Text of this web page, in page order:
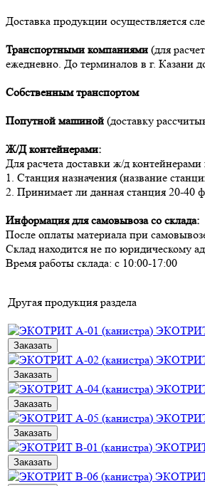
Доставка продукции осуществляется
Транспортными компаниями (для
ежедневно. До терминалов в г.
Собственным транспортом
Попутной машиной (доставку
Ж/Д контейнерами:
Для расчета доставки ж/д
1. Станция назначения (название
2. Принимает ли данная станция 20-40
Информация для самовывоза со склада:
После оплаты материала при
Склад находится не по юридическому
Время работы склада: с 10:00-17:00
Другая продукция раздела
ЭКОТРИТ
Заказать
ЭКОТРИТ
Заказать
ЭКОТРИТ
Заказать
ЭКОТРИТ
Заказать
ЭКОТРИТ
Заказать
ЭКОТРИТ